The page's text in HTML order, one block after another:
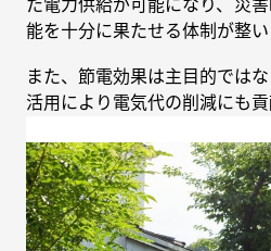
能を十分に果たせる体制が整い
また、節電効果は主目的では
活用により電気代の削減にも貢